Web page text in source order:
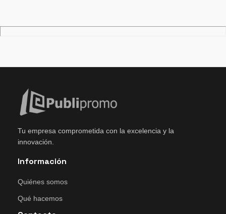
Tu empresa comprometida con la excelencia y la
innovación.
Información
Quiénes somos
Qué hacemos